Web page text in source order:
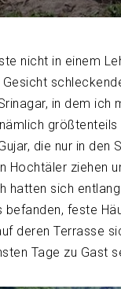
nicht in einem
in dem
die nur in
Hochtäler ziehen
hatten sich
befanden, feste
deren Terrasse
Tage zu Gast